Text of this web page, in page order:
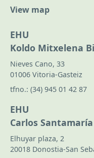
View map
EHU
Koldo Mitxelena
Nieves Cano, 33
01006 Vitoria-Gasteiz
tfno.: (34) 945 01 42 87
EHU
Carlos
Elhuyar plaza, 2
20018 Donostia-San